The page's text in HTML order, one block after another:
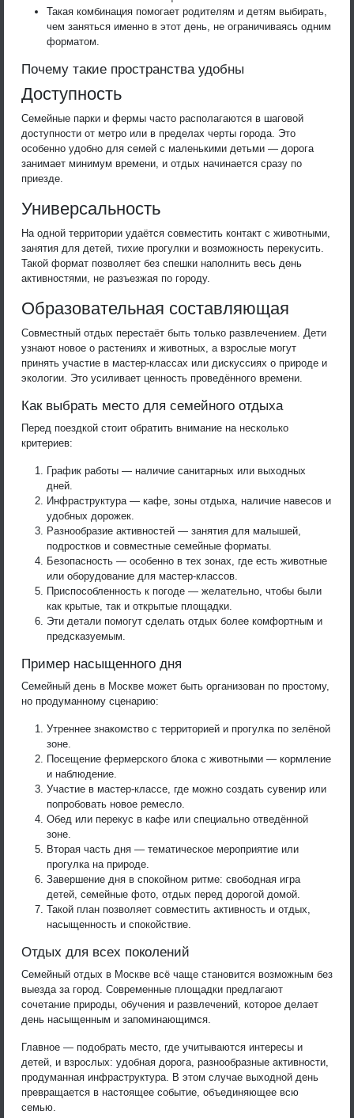
Такая комбинация помогает родителям и детям выбирать,
чем заняться именно в этот день, не ограничиваясь одним
форматом.
Почему такие пространства удобны
Доступность
Семейные парки и фермы часто располагаются в шаговой
доступности от метро или в пределах черты города. Это
особенно удобно для семей с маленькими детьми — дорога
занимает минимум времени, и отдых начинается сразу по
приезде.
Универсальность
На одной территории удаётся совместить контакт с животными,
занятия для детей, тихие прогулки и возможность перекусить.
Такой формат позволяет без спешки наполнить весь день
активностями, не разъезжая по городу.
Образовательная составляющая
Совместный отдых перестаёт быть только развлечением. Дети
узнают новое о растениях и животных, а взрослые могут
принять участие в мастер-классах или дискуссиях о природе и
экологии. Это усиливает ценность проведённого времени.
Как выбрать место для семейного отдыха
Перед поездкой стоит обратить внимание на несколько
критериев:
График работы — наличие санитарных или выходных
дней.
Инфраструктура — кафе, зоны отдыха, наличие навесов и
удобных дорожек.
Разнообразие активностей — занятия для малышей,
подростков и совместные семейные форматы.
Безопасность — особенно в тех зонах, где есть животные
или оборудование для мастер-классов.
Приспособленность к погоде — желательно, чтобы были
как крытые, так и открытые площадки.
Эти детали помогут сделать отдых более комфортным и
предсказуемым.
Пример насыщенного дня
Семейный день в Москве может быть организован по простому,
но продуманному сценарию:
Утреннее знакомство с территорией и прогулка по зелёной
зоне.
Посещение фермерского блока с животными — кормление
и наблюдение.
Участие в мастер-классе, где можно создать сувенир или
попробовать новое ремесло.
Обед или перекус в кафе или специально отведённой
зоне.
Вторая часть дня — тематическое мероприятие или
прогулка на природе.
Завершение дня в спокойном ритме: свободная игра
детей, семейные фото, отдых перед дорогой домой.
Такой план позволяет совместить активность и отдых,
насыщенность и спокойствие.
Отдых для всех поколений
Семейный отдых в Москве всё чаще становится возможным без
выезда за город. Современные площадки предлагают
сочетание природы, обучения и развлечений, которое делает
день насыщенным и запоминающимся.
Главное — подобрать место, где учитываются интересы и
детей, и взрослых: удобная дорога, разнообразные активности,
продуманная инфраструктура. В этом случае выходной день
превращается в настоящее событие, объединяющее всю
семью.